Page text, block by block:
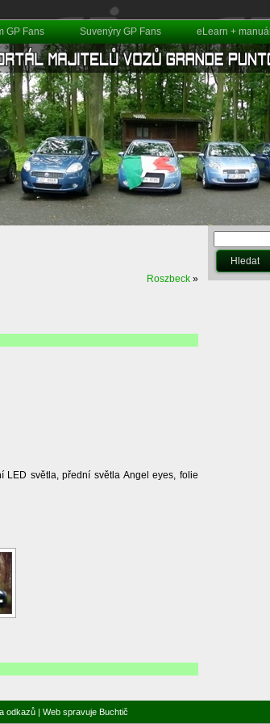
GP Fans Suvenýry GP Fans eLearn + manuál
Roszbeck »
LED světla, přední světla Angel eyes, folie
odkazů | Web spravuje Buchtič